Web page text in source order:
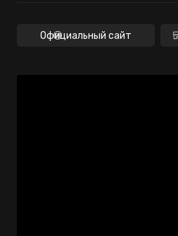
Официальный сайт